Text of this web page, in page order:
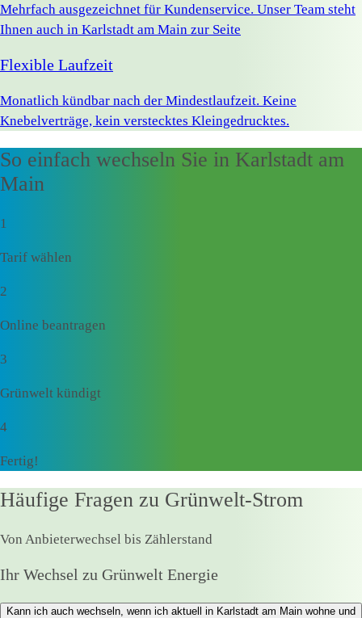
Mehrfach ausgezeichnet für Kundenservice. Unser Team steht
Ihnen auch in Karlstadt am Main zur Seite
Flexible Laufzeit
Monatlich kündbar nach der Mindestlaufzeit. Keine
Knebelverträge, kein verstecktes Kleingedrucktes.
So einfach wechseln Sie in Karlstadt am
Main
1
Tarif wählen
2
Online beantragen
3
Grünwelt kündigt
4
Fertig!
Häufige Fragen zu Grünwelt-Strom
Von Anbieterwechsel bis Zählerstand
Ihr Wechsel zu Grünwelt Energie
Kann ich auch wechseln, wenn ich aktuell in Karlstadt am Main wohne und